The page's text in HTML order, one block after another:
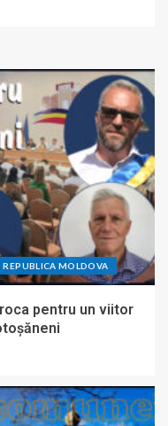
REPUBLICA MOLDOVA
pentru un viitor